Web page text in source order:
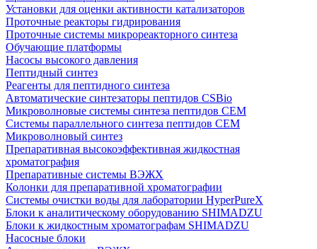
Установки для оценки активности катализаторов
Проточные реакторы гидрирования
Проточные системы микрореакторного синтеза
Обучающие платформы
Насосы высокого давления
Пептидный синтез
Реагенты для пептидного синтеза
Автоматические синтезаторы пептидов CSBio
Микроволновые системы синтеза пептидов CEM
Системы параллельного синтеза пептидов CEM
Микроволновый синтез
Препаративная высокоэффективная жидкостная
хроматография
Препаративные системы ВЭЖХ
Колонки для препаративной хроматографии
Системы очистки воды для лаборатории HyperPureX
Блоки к аналитическому оборудованию SHIMADZU
Блоки к жидкостным хроматографам SHIMADZU
Насосные блоки